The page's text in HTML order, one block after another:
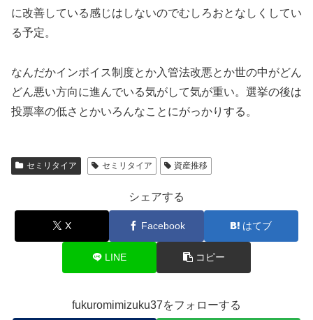
に改善している感じはしないのでむしろおとなしくしてい
る予定。
なんだかインボイス制度とか入管法改悪とか世の中がどん
どん悪い方向に進んでいる気がして気が重い。選挙の後は
投票率の低さとかいろんなことにがっかりする。
セミリタイア セミリタイア 資産推移
シェアする
X Facebook はてブ
LINE コピー
fukuromimizuku37をフォローする